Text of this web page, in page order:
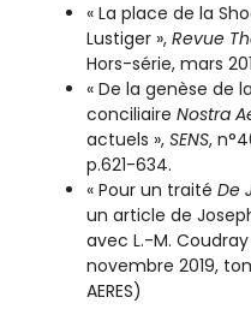
« La place de la
Lustiger », Revue
Hors-série, mars
« De la genèse de
conciliaire Nostra
actuels », SENS,
p.621-634.
« Pour un traité De
un article de
avec L.-M.
novembre 2019,
AERES)